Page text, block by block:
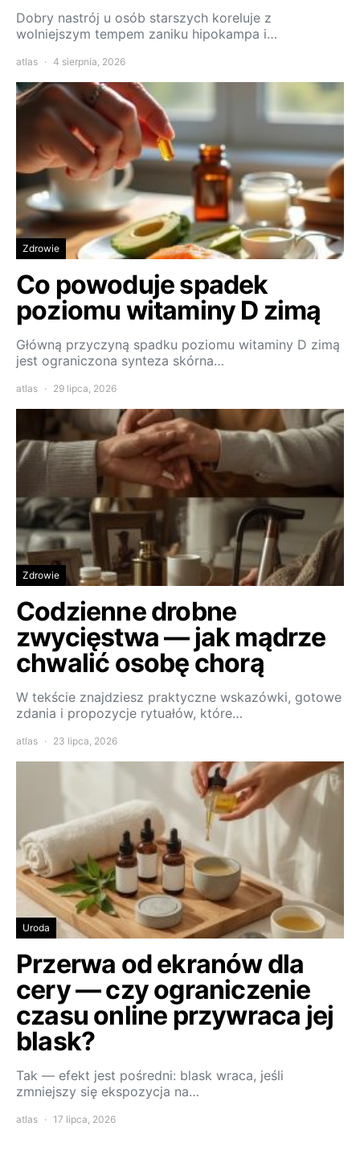
Dobry nastrój u osób starszych koreluje z
wolniejszym tempem zaniku hipokampa i…
atlas 4 sierpnia, 2026
Zdrowie
Co powoduje spadek
poziomu witaminy D zimą
Główną przyczyną spadku poziomu witaminy D zimą
jest ograniczona synteza skórna…
atlas 29 lipca, 2026
Zdrowie
Codzienne drobne
zwycięstwa — jak mądrze
chwalić osobę chorą
W tekście znajdziesz praktyczne wskazówki, gotowe
zdania i propozycje rytuałów, które…
atlas 23 lipca, 2026
Uroda
Przerwa od ekranów dla
cery — czy ograniczenie
czasu online przywraca jej
blask?
Tak — efekt jest pośredni: blask wraca, jeśli
zmniejszy się ekspozycja na…
atlas 17 lipca, 2026